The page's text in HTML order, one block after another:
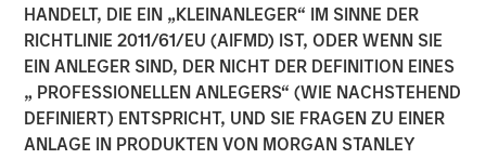
HANDELT, DIE EIN „KLEINANLEGER“ IM SINNE DER
RICHTLINIE 2011/61/EU (AIFMD) IST, ODER WENN SIE
EIN ANLEGER SIND, DER NICHT DER DEFINITION EINES
„ PROFESSIONELLEN ANLEGERS“ (WIE NACHSTEHEND
DEFINIERT) ENTSPRICHT, UND SIE FRAGEN ZU EINER
ANLAGE IN PRODUKTEN VON MORGAN STANLEY
CONSILIENT OBSERVER INSIGHTS